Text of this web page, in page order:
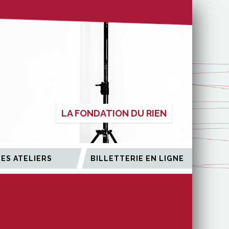
LA FONDATION DU RIEN
ATELIERS BILLETTERIE EN LIGNE